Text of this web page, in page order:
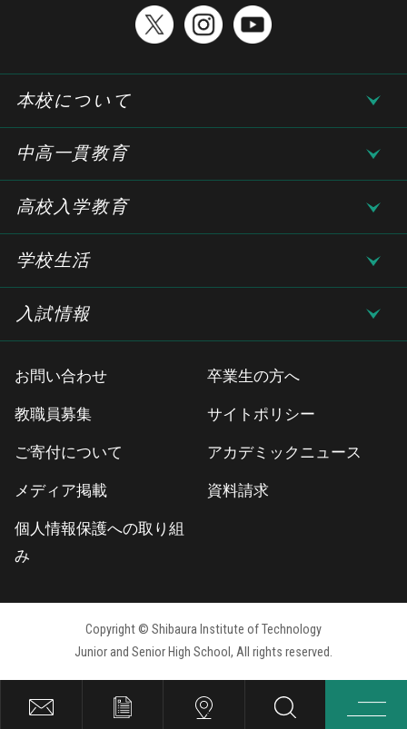
本校について
中高一貫教育
高校入学教育
学校生活
入試情報
お問い合わせ 卒業生の方へ
教職員募集 サイトポリシー
ご寄付について アカデミックニュース
メディア掲載 資料請求
個人情報保護への取り組
み
Copyright © Shibaura Institute of Technology
Junior and Senior High School, All rights reserved.